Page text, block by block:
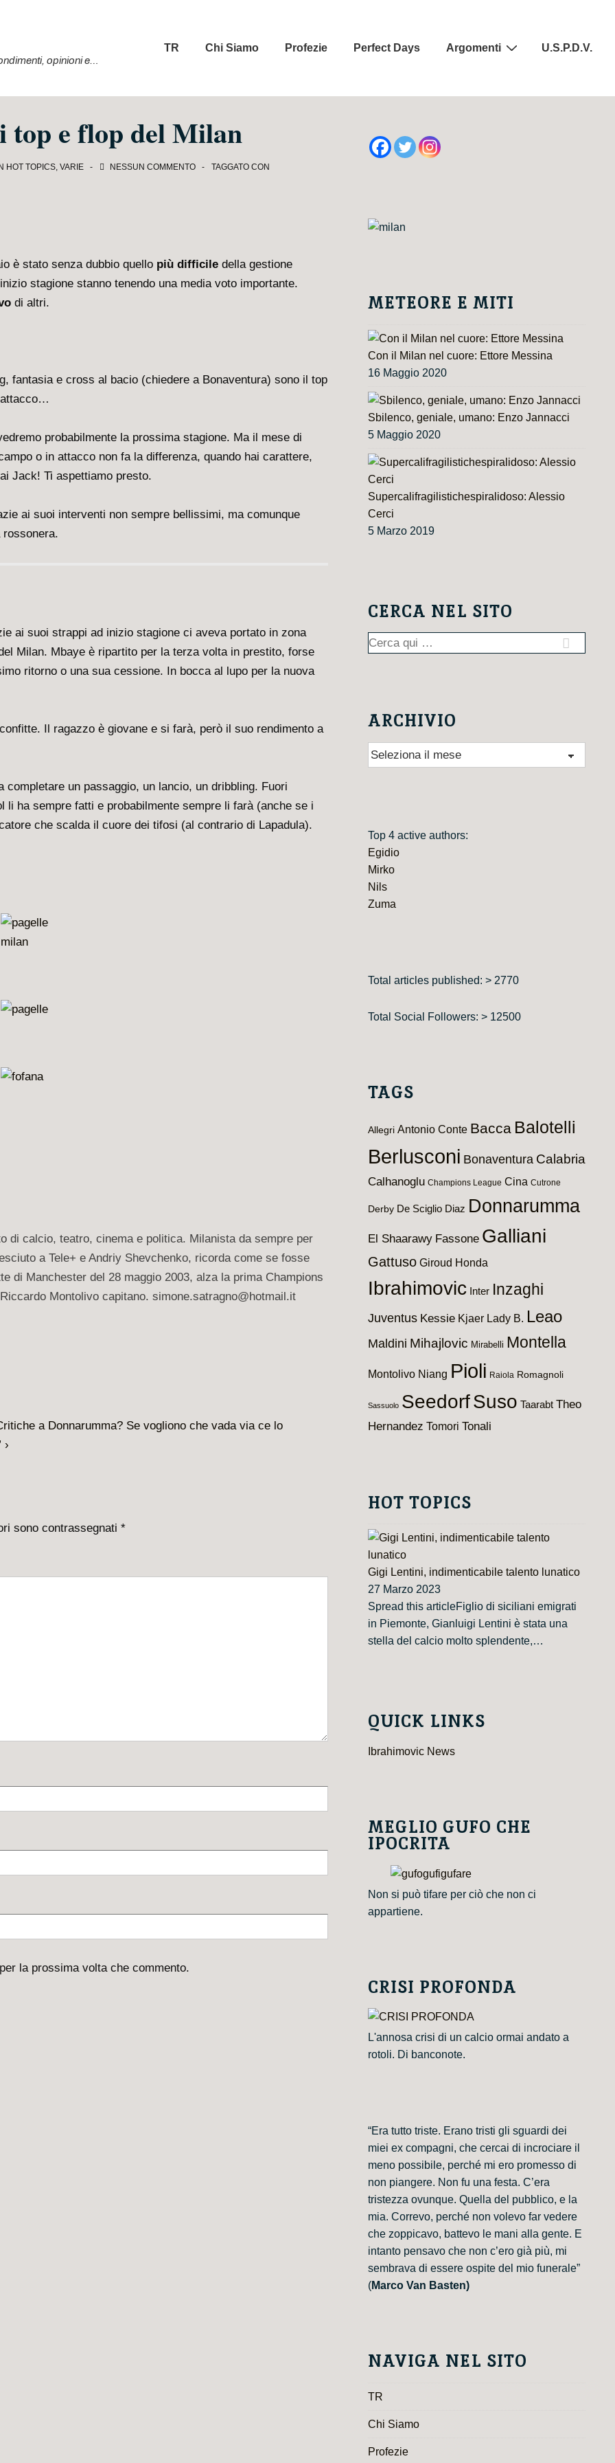
opinioni e…
Menu
TR Chi Siamo Profezie Perfect Days Argomenti U.S.P.D.V.
top e flop del Milan
HOT TOPICS, VARIE NESSUN COMMENTO
TAGGATO CON
è stato senza dubbio quello più difficile della gestione
stagione stanno tenendo una media voto importante.
di altri.
fantasia e cross al bacio (chiedere a Bonaventura) sono il top
attacco…
probabilmente la prossima stagione. Ma il mese di
o in attacco non fa la differenza, quando hai carattere,
Jack! Ti aspettiamo presto.
ai suoi interventi non sempre bellissimi, ma comunque
ai suoi strappi ad inizio stagione ci aveva portato in zona
Milan. Mbaye è ripartito per la terza volta in prestito, forse
ritorno o una sua cessione. In bocca al lupo per la nuova
Il ragazzo è giovane e si farà, però il suo rendimento a
un passaggio, un lancio, un dribbling. Fuori
li ha sempre fatti e probabilmente sempre li farà (anche se i
che scalda il cuore dei tifosi (al contrario di Lapadula).
di calcio, teatro, cinema e politica. Milanista da sempre per
a Tele+ e Andriy Shevchenko, ricorda come se fosse
di Manchester del 28 maggio 2003, alza la prima Champions
Montolivo capitano. simone.satragno@hotmail.it
a Donnarumma? Se vogliono che vada via ce lo
sono contrassegnati *
la prossima volta che commento.
METEORE E MITI
Con il Milan nel cuore: Ettore Messina
16 Maggio 2020
Sbilenco, geniale, umano: Enzo Jannacci
5 Maggio 2020
Supercalifragilistichespiralidoso: Alessio
Cerci
5 Marzo 2019
CERCA NEL SITO
Cerca:
ARCHIVIO
Archivio
Top 4 active authors:
Egidio
Mirko
Nils
Zuma
Total articles published: > 2770
Total Social Followers: > 12500
TAGS
Allegri Antonio Conte Bacca Balotelli
Berlusconi Bonaventura Calabria
Calhanoglu Champions League Cina Cutrone
Derby De Sciglio Diaz Donnarumma
El Shaarawy Fassone Galliani
Gattuso Giroud Honda
Ibrahimovic Inter Inzaghi
Juventus Kessie Kjaer Lady B. Leao
Maldini Mihajlovic Mirabelli Montella
Montolivo Niang Pioli Raiola Romagnoli
Sassuolo SeedorfSuso Taarabt Theo
Hernandez Tomori Tonali
HOT TOPICS
Gigi Lentini, indimenticabile talento lunatico
27 Marzo 2023
Spread this articleFiglio di siciliani emigrati
in Piemonte, Gianluigi Lentini è stata una
stella del calcio molto splendente,…
QUICK LINKS
Ibrahimovic News
MEGLIO GUFO CHE
IPOCRITA
Non si può tifare per ciò che non ci
appartiene.
CRISI PROFONDA
L'annosa crisi di un calcio ormai andato a
rotoli. Di banconote.
“Era tutto triste. Erano tristi gli sguardi dei
miei ex compagni, che cercai di incrociare il
meno possibile, perché mi ero promesso di
non piangere. Non fu una festa. C’era
tristezza ovunque. Quella del pubblico, e la
mia. Correvo, perché non volevo far vedere
che zoppicavo, battevo le mani alla gente. E
intanto pensavo che non c’ero già più, mi
sembrava di essere ospite del mio funerale”
(Marco Van Basten)
NAVIGA NEL SITO
TR
Chi Siamo
Profezie